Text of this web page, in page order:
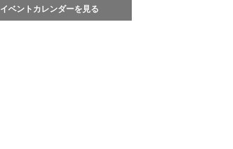
イベントカレンダーを見る